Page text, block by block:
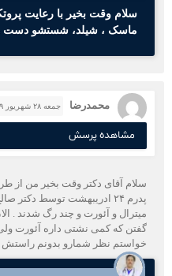
سلام وقت بخیر با رعایت
ماسک ، شیلد، شستشو دست
محمدرضا جمعه ۲۸ شهریور ۹۹( 5 سال پیش)
مشاهده پرسش
سلام آقای دکتر وقت بخیر من از
پدرم ۲۴ ادریبهشت توسط
گفتن که کمی نشتی داره آئورت
خواستم نظر شمارو بدونم راستش